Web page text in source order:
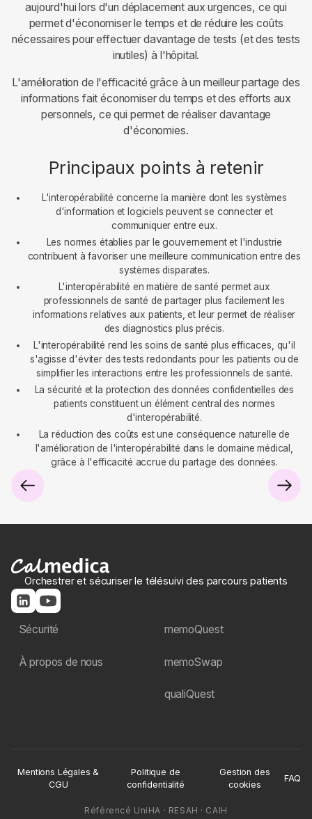
aujourd'hui lors d'un déplacement aux urgences, ce qui
permet d'économiser le temps et de réduire les coûts
nécessaires pour effectuer davantage de tests (et des tests
inutiles) à l'hôpital.
L'amélioration de l'efficacité grâce à un meilleur partage des
informations fait économiser du temps et des efforts aux
personnels, ce qui permet de réaliser davantage
d'économies.
Principaux points à retenir
L'interopérabilité concerne la manière dont les systèmes
d'information et logiciels peuvent se connecter et
communiquer entre eux.
Les normes établies par le gouvernement et l'industrie
contribuent à favoriser une meilleure communication entre des
systèmes disparates.
L'interopérabilité en matière de santé permet aux
professionnels de santé de partager plus facilement les
informations relatives aux patients, et leur permet de réaliser
des diagnostics plus précis.
L'interopérabilité rend les soins de santé plus efficaces, qu'il
s'agisse d'éviter des tests redondants pour les patients ou de
simplifier les interactions entre les professionnels de santé.
La sécurité et la protection des données confidentielles des
patients constituent un élément central des normes
d'interopérabilité.
La réduction des coûts est une conséquence naturelle de
l'amélioration de l'interopérabilité dans le domaine médical,
grâce à l'efficacité accrue du partage des données.
Orchestrer et sécuriser le télésuivi des parcours patients
Sécurité
À propos de nous
memoQuest
memoSwap
qualiQuest
Mentions Légales &
CGU
Politique de
confidentialité
Gestion des
cookies
FAQ
Référencé UniHA · RESAH · CAIH